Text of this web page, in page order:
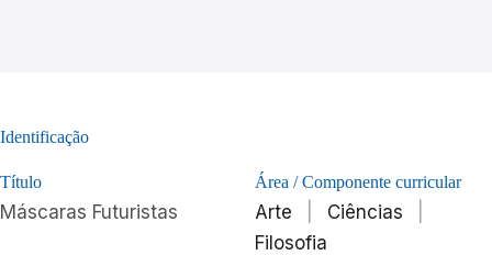
Identificação
Título
Máscaras Futuristas
Área / Componente curricular
Arte Ciências
Filosofia